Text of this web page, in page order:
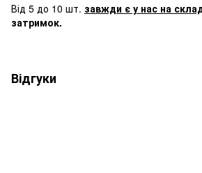
Від 5 до 10 шт. завжди є у нас на
затримок.
Відгуки